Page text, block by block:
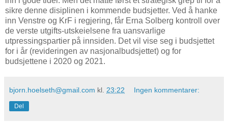
sikre denne disiplinen i kommende budsjetter. Ved å hanke
inn Venstre og KrF i regjering, får Erna Solberg kontroll over
de verste utgifts-utskeielsene fra uansvarlige
utpressingspartier på innsiden. Det vil vise seg i budsjettet
for i år (revideringen av nasjonalbudsjettet) og for
budsjettene i 2020 og 2021.
bjorn.hoelseth@gmail.com kl. 23:22 Ingen kommentarer:
Del